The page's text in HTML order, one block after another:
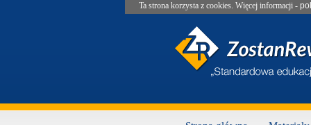
Ta strona korzysta z cookies. Więcej informacji -